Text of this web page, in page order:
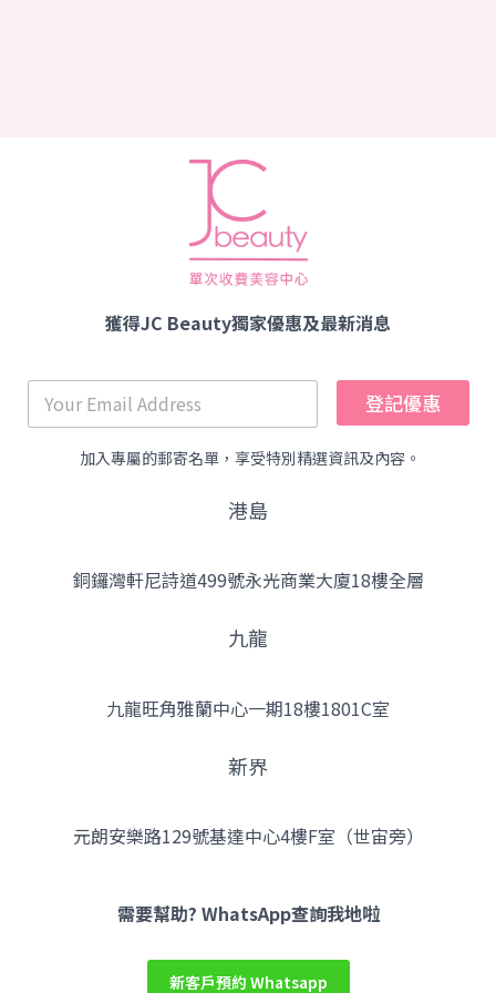
獲得JC Beauty獨家優惠及最新消息
登記優惠
加入專屬的郵寄名單，享受特別精選資訊及內容。
港島
銅鑼灣軒尼詩道499號永光商業大廈18樓全層
九龍
九龍旺角雅蘭中心一期18樓1801C室
新界
元朗安樂路129號基達中心4樓F室（世宙旁）
需要幫助? WhatsApp查詢我地啦
新客戶預約 Whatsapp
Facebook
YouTube
Instagram